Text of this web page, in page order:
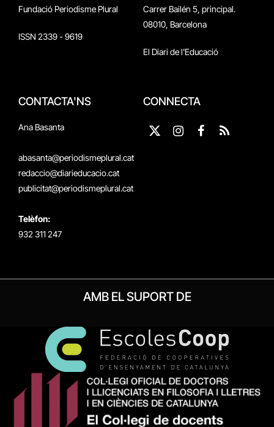
Fundació Periodisme Plural
ISSN 2339 - 9619
Carrer Bailén 5, principal.
08010, Barcelona
El Diari de l'Educació
CONTACTA'NS
Ana Basanta
abasanta@periodismeplural.cat
redaccio@diarieducacio.cat
publicitat@periodismeplural.cat
Telèfon:
932 311 247
CONNECTA
X
Instagram
Facebook
RSS
AMB EL SUPORT DE